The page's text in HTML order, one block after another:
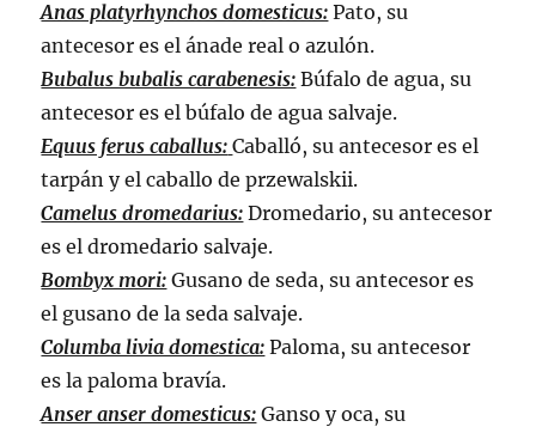
Anas platyrhynchos domesticus: Pato, su
antecesor es el ánade real o azulón.
Bubalus bubalis carabenesis: Búfalo de agua, su
antecesor es el búfalo de agua salvaje.
Equus ferus caballus: Caballó, su antecesor es el
tarpán y el caballo de przewalskii.
Camelus dromedarius: Dromedario, su antecesor
es el dromedario salvaje.
Bombyx mori: Gusano de seda, su antecesor es
el gusano de la seda salvaje.
Columba livia domestica: Paloma, su antecesor
es la paloma bravía.
Anser anser domesticus: Ganso y oca, su